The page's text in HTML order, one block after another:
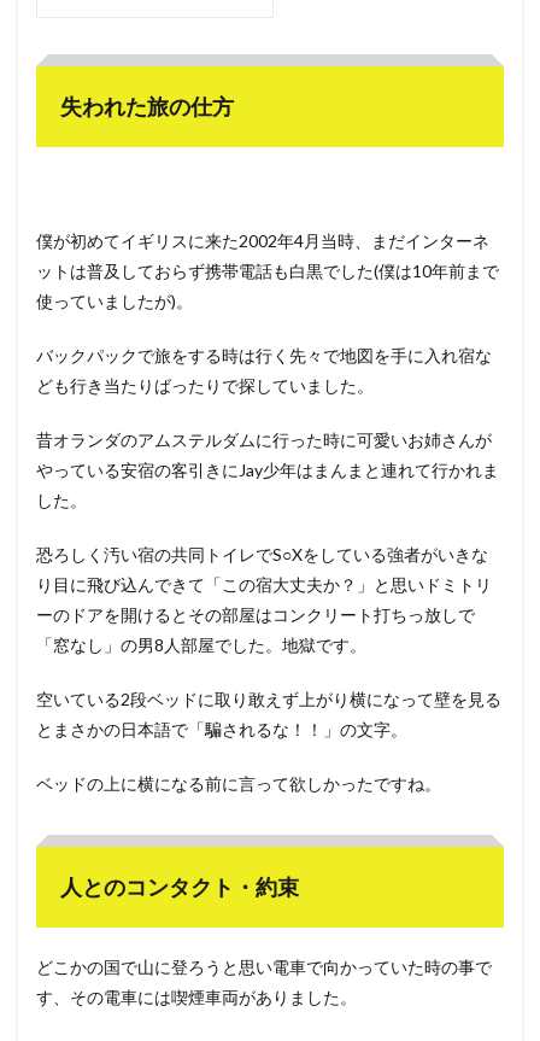
失われた旅の仕方
僕が初めてイギリスに来た2002年4月当時、まだインターネ
ットは普及しておらず携帯電話も白黒でした(僕は10年前まで
使っていましたが)。
バックパックで旅をする時は行く先々で地図を手に入れ宿な
ども行き当たりばったりで探していました。
昔オランダのアムステルダムに行った時に可愛いお姉さんが
やっている安宿の客引きにJay少年はまんまと連れて行かれま
した。
恐ろしく汚い宿の共同トイレでS○Xをしている強者がいきな
り目に飛び込んできて「この宿大丈夫か？」と思いドミトリ
ーのドアを開けるとその部屋はコンクリート打ちっ放しで
「窓なし」の男8人部屋でした。地獄です。
空いている2段ベッドに取り敢えず上がり横になって壁を見る
とまさかの日本語で「騙されるな！！」の文字。
ベッドの上に横になる前に言って欲しかったですね。
人とのコンタクト・約束
どこかの国で山に登ろうと思い電車で向かっていた時の事で
す、その電車には喫煙車両がありました。